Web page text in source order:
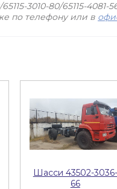
3010-80/65115-
по телефону или в
Шасси 43502-3036-
66